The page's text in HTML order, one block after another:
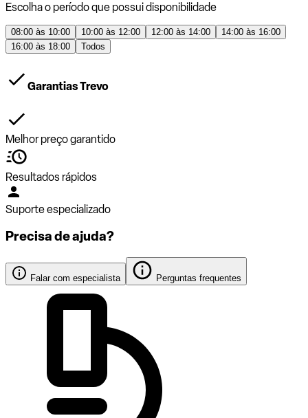
Escolha o período que possui disponibilidade
08:00 às 10:00 10:00 às 12:00 12:00 às 14:00
14:00 às 16:00
16:00 às 18:00
Todos
Garantias Trevo
Melhor preço garantido
Resultados rápidos
Suporte especializado
Precisa de ajuda?
Falar com especialista Perguntas frequentes